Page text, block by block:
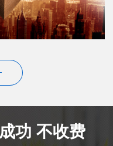
功 不收费